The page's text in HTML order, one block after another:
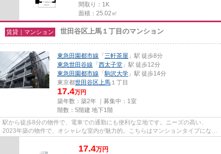
間取り：1K
面積：25.02㎡
賃貸｜マンション 世田谷区上馬１丁目のマンション
東急田園都市線 「三軒茶屋 」駅 徒歩8分
東急世田谷線 「西太子堂 」駅 徒歩12分
東急田園都市線 「駒沢大学 」駅 徒歩14分
東京都世田谷区 上馬 １丁目
17.4万円
築年数：築2年 ｜募集中： 1室
階数：5階建 地下1階
駅から徒歩8分の物件で、電車での通勤にも便利な立地です。ニーズの高い、
2023年築の物件で、オシャレな室内が魅力的。こちらはマンションタイプになり
ます。初期費用はカードで決済い...
17.4万円